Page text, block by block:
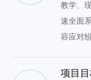
教学、
速全面
容应对
项目